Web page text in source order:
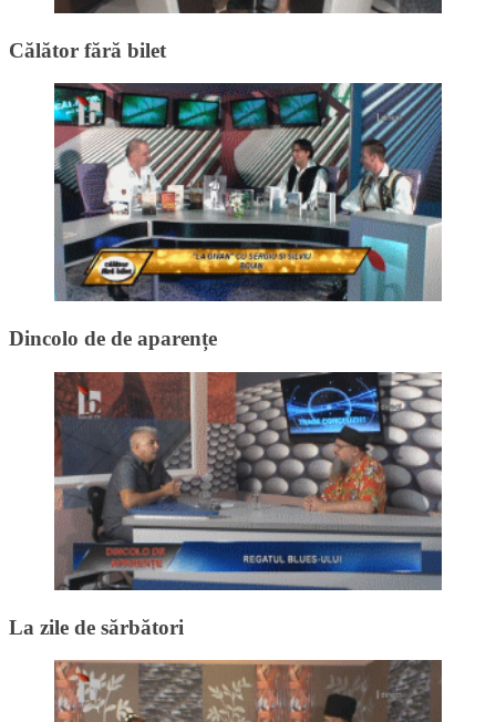
Călător fără bilet
Dincolo de de aparențe
La zile de sărbători